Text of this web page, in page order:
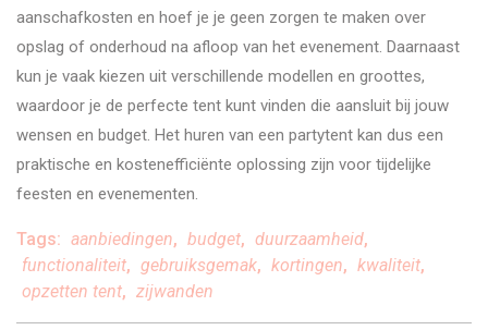
aanschafkosten en hoef je je geen zorgen te maken over
opslag of onderhoud na afloop van het evenement. Daarnaast
kun je vaak kiezen uit verschillende modellen en groottes,
waardoor je de perfecte tent kunt vinden die aansluit bij jouw
wensen en budget. Het huren van een partytent kan dus een
praktische en kostenefficiënte oplossing zijn voor tijdelijke
feesten en evenementen.
Tags: aanbiedingen, budget, duurzaamheid,
functionaliteit, gebruiksgemak, kortingen, kwaliteit,
opzetten tent, zijwanden